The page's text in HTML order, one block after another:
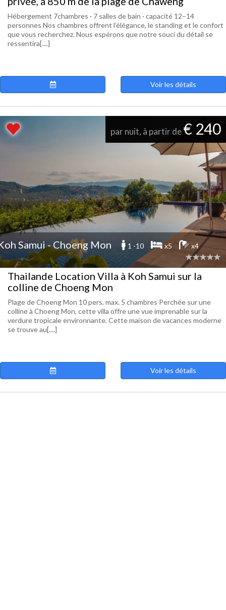
Hébergement 7chambres · 7 salles de bain · capacité 12–14
personnes Nos chambres offrent l’élégance, le standing et le confort
que vous recherchez. Nous espérons que notre souci du détail se
ressentira[....]
Voir les détails
par nuit, à partir de€ 240
Samui - Choeng Mon 1 -10 x5 x4
Thailande Location Villa à Koh Samui sur la
colline de Choeng Mon
Plage de Choeng Mon 10 pers. max. 5 chambres Perchée sur une
colline à Choeng Mon, cette villa offre une vue imprenable sur la
verdure tropicale environnante. Cette maison de vacances moderne
se trouve au[....]
Voir les détails